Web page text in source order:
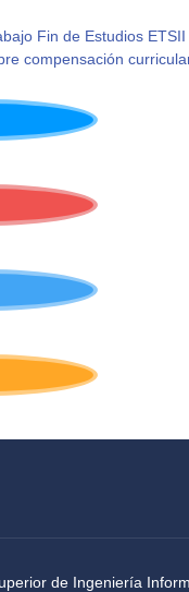
Fin de Estudios ETSII
compensación
de Ingeniería